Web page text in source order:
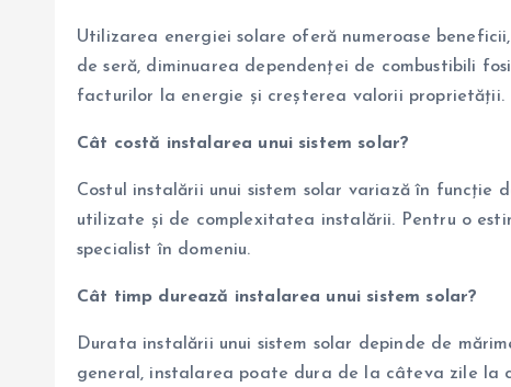
Utilizarea energiei solare oferă numeroase
de seră, diminuarea dependenței de combustibili
facturilor la energie și creşterea valorii proprietăţii.
Cât costă instalarea unui sistem solar?
Costul instalării unui sistem solar variază în funcție
utilizate și de complexitatea instalării. Pentru o
specialist în domeniu.
Cât timp durează instalarea unui sistem solar?
Durata instalării unui sistem solar depinde de
general, instalarea poate dura de la câteva zile la